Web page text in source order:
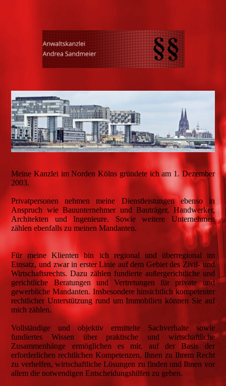
Meine Kanzlei im Norden Kölns gründete ich am 1. Dezember
2003.
Privatpersonen nehmen meine Dienstleistungen ebenso in
Anspruch wie Bauunternehmer und Bauträger, Handwerker,
Architekten und Ingenieure. Sowie weitere Unternehmen
zählen ebenfalls zu meinen Mandanten.
Für meine Klienten bin ich regional und überregional im
Einsatz, und zwar in erster Linie auf dem Gebiet des Zivil- und
Wirtschaftsrechts. Dazu zählen fundierte außergerichtliche und
gerichtliche Beratungen und Vertretungen für private und
gewerbliche Mandanten. Insbesondere hinsichtlich kompetenter
rechtlicher Unterstützung rund um Immobilien können Sie auf
mich zählen.
Vollständige und objektiv ermittelte Sachverhalte sowie
fundiertes Wissen über praktische und wirtschaftliche
Zusammenhänge ermöglichen es mir, auf der Basis der
erforderlichen rechtlichen Kompetenzen, Ihnen zu Ihrem Recht
zu verhelfen, wirtschaftliche Lösungen zu finden und Ihnen vor
allem die notwendigen Entscheidungshilfen zu geben.